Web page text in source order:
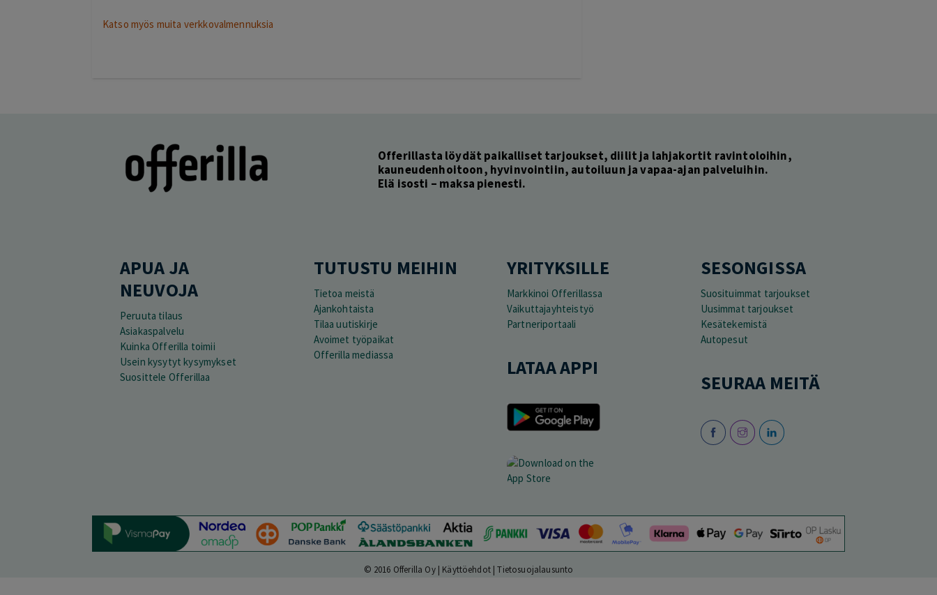
Katso myös muita verkkovalmennuksia
Offerillasta löydät paikalliset tarjoukset, diilit ja lahjakortit ravintoloihin,
kauneudenhoitoon, hyvinvointiin, autoiluun ja vapaa-ajan palveluihin.
Elä isosti – maksa pienesti.
APUA JA
NEUVOJA
Peruuta tilaus
Asiakaspalvelu
Kuinka Offerilla toimii
Usein kysytyt kysymykset
Suosittele Offerillaa
TUTUSTU MEIHIN
Tietoa meistä
Ajankohtaista
Tilaa uutiskirje
Avoimet työpaikat
Offerilla mediassa
YRITYKSILLE
Markkinoi Offerillassa
Vaikuttajayhteistyö
Partneriportaali
LATAA APPI
SESONGISSA
Suosituimmat tarjoukset
Uusimmat tarjoukset
Kesätekemistä
Autopesut
SEURAA MEITÄ
© 2016 Offerilla Oy | Käyttöehdot|Tietosuojalausunto